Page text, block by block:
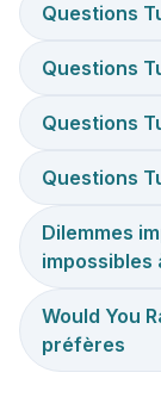
Questions
Questions
Questions
Questions
Dilemmes
impossibles
Would You
préfères